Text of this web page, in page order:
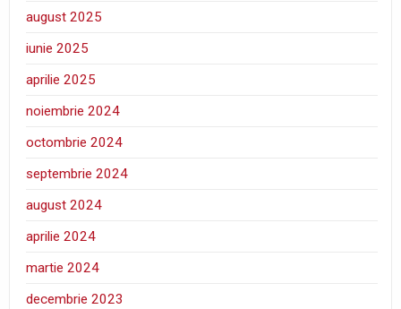
august 2025
iunie 2025
aprilie 2025
noiembrie 2024
octombrie 2024
septembrie 2024
august 2024
aprilie 2024
martie 2024
decembrie 2023